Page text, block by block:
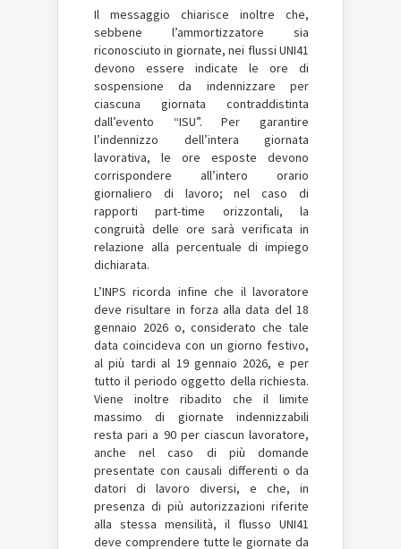
Il messaggio chiarisce inoltre che,
sebbene l’ammortizzatore sia
riconosciuto in giornate, nei flussi UNI41
devono essere indicate le ore di
sospensione da indennizzare per
ciascuna giornata contraddistinta
dall’evento “ISU”. Per garantire
l’indennizzo dell’intera giornata
lavorativa, le ore esposte devono
corrispondere all’intero orario
giornaliero di lavoro; nel caso di
rapporti part-time orizzontali, la
congruità delle ore sarà verificata in
relazione alla percentuale di impiego
dichiarata.
L’INPS ricorda infine che il lavoratore
deve risultare in forza alla data del 18
gennaio 2026 o, considerato che tale
data coincideva con un giorno festivo,
al più tardi al 19 gennaio 2026, e per
tutto il periodo oggetto della richiesta.
Viene inoltre ribadito che il limite
massimo di giornate indennizzabili
resta pari a 90 per ciascun lavoratore,
anche nel caso di più domande
presentate con causali differenti o da
datori di lavoro diversi, e che, in
presenza di più autorizzazioni riferite
alla stessa mensilità, il flusso UNI41
deve comprendere tutte le giornate da